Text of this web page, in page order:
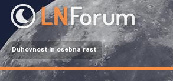
Duhovnost in osebna rast